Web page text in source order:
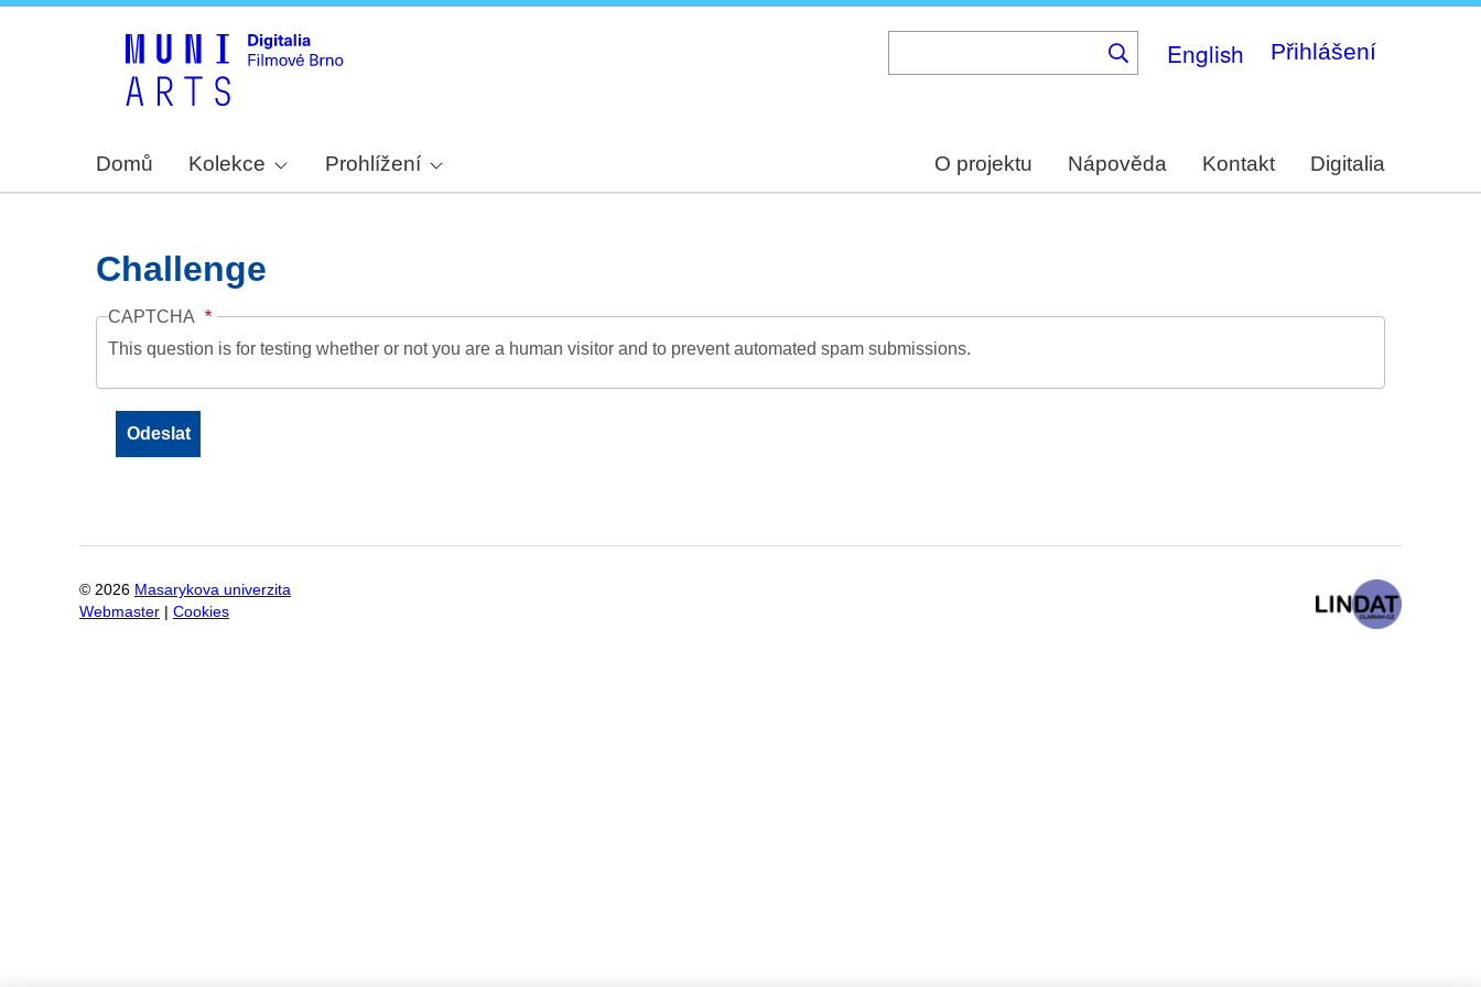
English Přihlášení
Domů Kolekce Prohlížení O projektu Nápověda Kontakt Digitalia
Challenge
CAPTCHA
This question is for testing whether or not you are a human visitor and to prevent automated spam submissions.
© 2026 Masarykova univerzita
Webmaster
Cookies